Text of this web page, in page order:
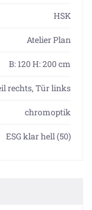
HSK
Atelier Plan
B: 120 H: 200 cm
rechts, Tür links
chromoptik
ESG klar hell (50)